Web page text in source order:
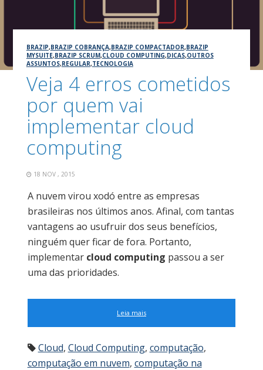
BRAZIP,BRAZIP COBRANÇA,BRAZIP COMPACTADOR,BRAZIP
MYSUITE,BRAZIP SCRUM,CLOUD COMPUTING,DICAS,OUTROS
ASSUNTOS,REGULAR,TECNOLOGIA
Veja 4 erros cometidos
por quem vai
implementar cloud
computing
18 NOV , 2015
A nuvem virou xodó entre as empresas
brasileiras nos últimos anos. Afinal, com tantas
vantagens ao usufruir dos seus benefícios,
ninguém quer ficar de fora. Portanto,
implementar cloud computing passou a ser
uma das prioridades.
Leia mais
Cloud, Cloud Computing, computação,
computação em nuvem, computação na